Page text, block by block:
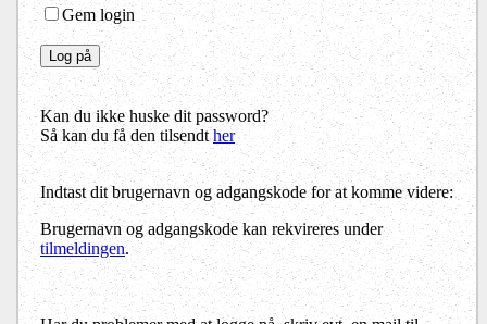
Gem login
Kan du ikke huske dit password?
Så kan du få den tilsendther
Indtast dit brugernavn og adgangskode for at komme videre:
Brugernavn og adgangskode kan rekvireres under
tilmeldingen.